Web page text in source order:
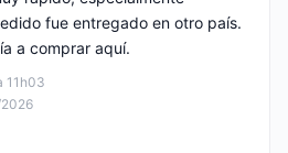
11h03
fue entregado en otro país.
a comprar aquí.